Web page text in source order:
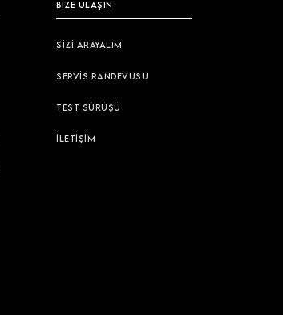
BİZE ULAŞIN
SİZİ ARAYALIM
SERVİS RANDEVUSU
TEST SÜRÜŞÜ
İLETİŞİM